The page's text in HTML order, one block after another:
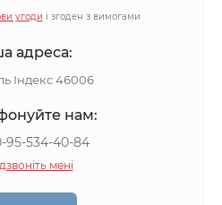
угоди і згоден з вимогами
адреса:
Індекс 46006
нам:
95-534-40-84
мені